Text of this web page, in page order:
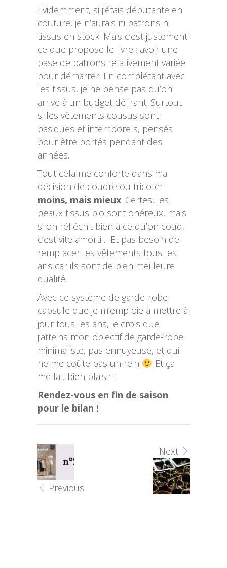
Evidemment, si j’étais débutante en
couture, je n’aurais ni patrons ni
tissus en stock. Mais c’est justement
ce que propose le livre : avoir une
base de patrons relativement variée
pour démarrer. En complétant avec
les tissus, je ne pense pas qu’on
arrive à un budget délirant. Surtout
si les vêtements cousus sont
basiques et intemporels, pensés
pour être portés pendant des
années.
Tout cela me conforte dans ma
décision de coudre ou tricoter
moins, mais mieux. Certes, les
beaux tissus bio sont onéreux, mais
si on réfléchit bien à ce qu’on coud,
c’est vite amorti… Et pas besoin de
remplacer les vêtements tous les
ans car ils sont de bien meilleure
qualité.
Avec ce système de garde-robe
capsule que je m’emploie à mettre à
jour tous les ans, je crois que
j’atteins mon objectif de garde-robe
minimaliste, pas ennuyeuse, et qui
ne me coûte pas un rein
Et ça
me fait bien plaisir !
Rendez-vous en fin de saison
pour le bilan !
Previous
Next